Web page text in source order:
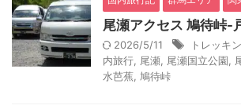
尾瀬アクセス 鳩待峠-
2026/5/11 トレッキ
内旅行 尾瀬 尾瀬国立公園
水芭蕉 鳩待峠